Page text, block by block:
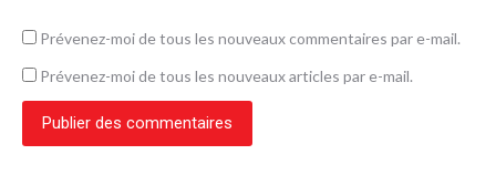
Prévenez-moi de tous les nouveaux commentaires par e-mail.
Prévenez-moi de tous les nouveaux articles par e-mail.
Publier des commentaires